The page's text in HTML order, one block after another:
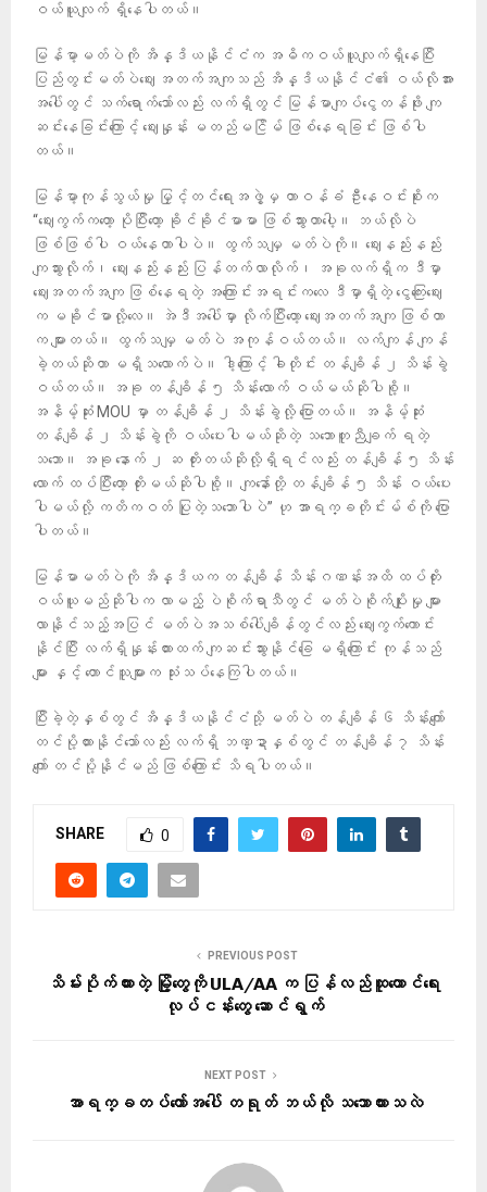
ဝယ်ယူလျက် ရှိနေပါတယ်။
မြန်မာ့မတ်ပဲကို အိန္ဒိယနိုင်ငံက အဓိကဝယ်ယူလျက်ရှိနေပြီး
ပြည်တွင်းမတ်ပဲဈေး အတက်အကျသည် အိန္ဒိယနိုင်ငံ၏ ဝယ်လိုအား
အပေါ်တွင် သက်ရောက်သော်လည်း လက်ရှိတွင် မြန်မာကျပ်ငွေတန်ဖိုး ကျ
ဆင်းနေခြင်းကြောင့် ဈေးနှုန်း မတည်မငြိမ် ဖြစ်နေရခြင်း ဖြစ်ပါ
တယ်။
မြန်မာ့ကုန်သွယ်မှု မြှင့်တင်ရေးအဖွဲ့မှ တာဝန်ခံ ဦးနေဝင်းစိုးက
“ဈေးကွက်ကတော့ ပိုပြီးတော့ ခိုင်ခိုင်မာမာ ဖြစ်သွားတာပေါ့။ ဘယ်လိုပဲ
ဖြစ်ဖြစ်ပါ ဝယ်နေတာပါပဲ။ ထွက်သမျှ မတ်ပဲကို။ ဈေးနည်းနည်း
ကျသွားလိုက်၊ ဈေးနည်းနည်း ပြန်တက်လာလိုက်၊ အခုလက်ရှိက ဒီမှာ
ဈေးအတက်အကျ ဖြစ်နေရတဲ့ အကြောင်းအရင်းကလေ ဒီမှာရှိတဲ့ ငွေကြေးဈေး
က မခိုင်မာလို့လေ။ အဲဒီအပေါ်မှာ လိုက်ပြီးတော့ ဈေးအတက်အကျ ဖြစ်တာ
က များတယ်။ ထွက်သမျှ မတ်ပဲ အကုန်ဝယ်တယ်။ လက်ကျန် ကျန်
ခဲ့တယ်ဆိုတာ မရှိသလောက်ပဲ။ ဒါ့ကြောင့် ခါတိုင်း တန်ချိန် ၂ သိန်းခွဲ
ဝယ်တယ်။ အခု တန်ချိန် ၅ သိန်းလောက် ဝယ်မယ်ဆိုပါစို့။
အနိမ့်ဆုံး MOU မှာ တန်ချိန် ၂ သိန်းခွဲလို့ ပြောတယ်။ အနိမ့်ဆုံး
တန်ချိန် ၂ သိန်းခွဲကို ဝယ်ပေးပါမယ်ဆိုတဲ့ သဘောတူညီချက် ရတဲ့
သဘော။ အခု နောက် ၂ ဆ တိုးတယ်ဆိုလို့ရှိရင်လည်း တန်ချိန် ၅ သိန်း
လောက် ထပ်ပြီးတော့ တိုးမယ်ဆိုပါစို့။ ကျနော်တို့ တန်ချိန် ၅ သိန်း ဝယ်ပေး
ပါမယ်လို့ ကတိကဝတ် ပြုတဲ့သဘောပါပဲ” ဟု အာရက္ခတိုင်းမ်စ်ကို ပြော
ပါတယ်။
မြန်မာမတ်ပဲကို အိန္ဒိယက တန်ချိန် သိန်းဂဏန်းအထိ ထပ်တိုး
ဝယ်ယူမည်ဆိုပါက လာမည့် ပဲစိုက်ရာသီတွင် မတ်ပဲစိုက်ပျိုးမှု များ
လာနိုင်သည့်အပြင် မတ်ပဲအသစ်ပေါ်ချိန်တွင်လည်း ဈေးကွက်ကောင်း
နိုင်ပြီး လက်ရှိနှုန်းထားထက် ကျဆင်းသွားနိုင်ခြေ မရှိကြောင်း ကုန်သည်
များ နှင့် တောင်သူများက သုံးသပ်နေကြပါတယ်။
ပြီးခဲ့တဲ့နှစ်တွင် အိန္ဒိယနိုင်ငံသို့ မတ်ပဲ တန်ချိန် ၆ သိန်းကျော်
တင်ပို့ထားနိုင်သော်လည်း လက်ရှိ ဘဏ္ဍာနှစ်တွင် တန်ချိန် ၇ သိန်း
ကျော် တင်ပို့နိုင်မည် ဖြစ်ကြောင်း သိရပါတယ်။
SHARE 0
PREVIOUS POST
သိမ်းပိုက်ထားတဲ့ မြို့တွေကို ULA/AA က ပြန်လည်ထူထောင်ရေး
လုပ်ငန်းတွေ ဆောင်ရွက်
NEXT POST
အာရက္ခတပ်တော်အပေါ် တရုတ် ဘယ်လို သဘောထားသလဲ